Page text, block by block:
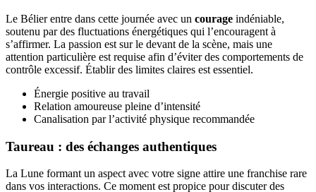
Le Bélier entre dans cette journée avec un courage indéniable,
soutenu par des fluctuations énergétiques qui l’encouragent à
s’affirmer. La passion est sur le devant de la scène, mais une
attention particulière est requise afin d’éviter des comportements de
contrôle excessif. Établir des limites claires est essentiel.
Énergie positive au travail
Relation amoureuse pleine d’intensité
Canalisation par l’activité physique recommandée
Taureau : des échanges authentiques
La Lune formant un aspect avec votre signe attire une franchise rare
dans vos interactions. Ce moment est propice pour discuter des